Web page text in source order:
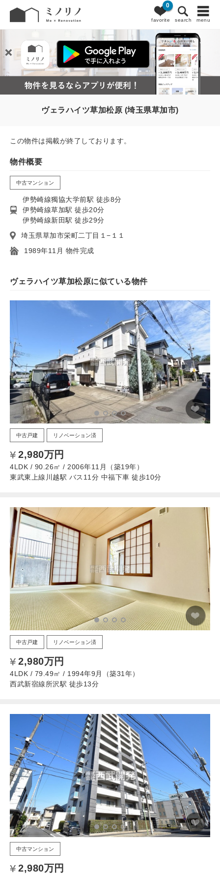
favorite
0
search menu
ヴェラハイツ草加松原 (埼玉県草加市)
この物件は掲載が終了しております。
物件概要
中古マンション
伊勢崎線獨協大学前駅 徒歩8分
伊勢崎線草加駅 徒歩20分
伊勢崎線新田駅 徒歩29分
埼玉県草加市栄町二丁目１−１１
1989年11月 物件完成
ヴェラハイツ草加松原に似ている物件
中古戸建 リノベーション済
2,980万円
4LDK / 90.26㎡ / 2006年11月（築19年）
東武東上線川越駅 バス11分 中福下車 徒歩10分
中古戸建 リノベーション済
2,980万円
4LDK / 79.49㎡ / 1994年9月（築31年）
西武新宿線所沢駅 徒歩13分
中古マンション
2,980万円